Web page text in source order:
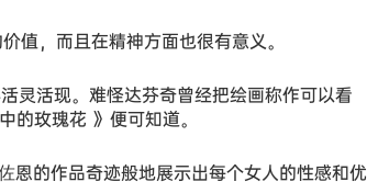
值，而且在精神方面也很有意义。
灵活现。难怪达芬奇曾经把绘画称作可以看
的玫瑰花 》便可知道。
恩的作品奇迹般地展示出每个女人的性感和优